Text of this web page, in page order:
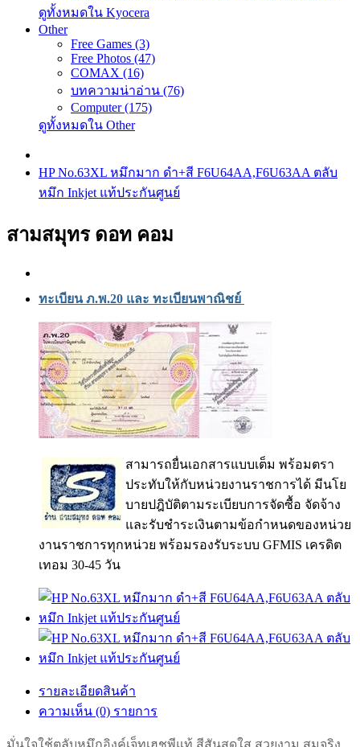
ดูทั้งหมดใน Kyocera
Other
Free Games (3)
Free Photos (47)
COMAX (16)
บทความน่าอ่าน (76)
Computer (175)
ดูทั้งหมดใน Other
HP No.63XL หมึกมาก ดำ+สี F6U64AA,F6U63AA ตลับ
หมึก Inkjet แท้ประกันศูนย์
สามสมุทร ดอท คอม
ทะเบียน ภ.พ.20 และ ทะเบียนพาณิชย์
สามารถยื่นเอกสารแบบเต็ม พร้อมตรา
ประทับให้กับหน่วยงานราชการได้ มีนโย
บายปฎิบัติตามระเบียบการจัดซื้อ จัดจ้าง
และรับชำระเงินตามข้อกำหนดของหน่วย
งานราชการทุกหน่วย พร้อมรองรับระบบ GFMIS เครดิต
เทอม 30-45 วัน
รายละเอียดสินค้า
ความเห็น (0) รายการ
มั่นใจใช้ตลับหมึกอิงค์เจ็ทเฮชพีแท้ สีสันสดใส สวยงาม สมจริง